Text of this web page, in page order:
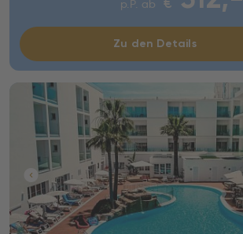
p.P. ab
Zu den Details